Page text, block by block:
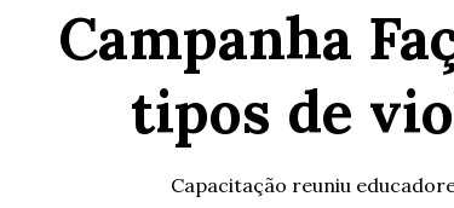
Campanha
tipos de
Capacitação reuniu